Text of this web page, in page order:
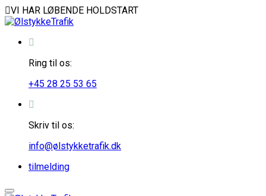
VI HAR LØBENDE HOLDSTART
Ring til os:
+45 28 25 53 65
Skriv til os:
info@ølstykketrafik.dk
tilmelding